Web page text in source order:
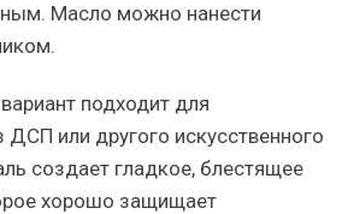
Масло можно нанести
подходит для
или другого искусственного
создает гладкое, блестящее
хорошо защищает